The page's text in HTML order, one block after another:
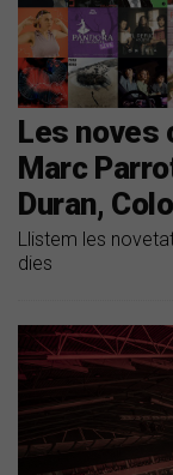
Les noves
Marc
Duran,
Llistem les
dies